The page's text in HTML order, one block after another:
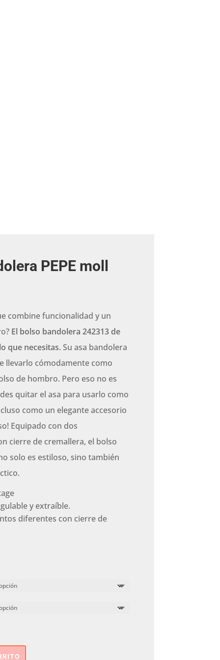
PEPE moll
combine funcionalidad y un
El bolso bandolera 242313 de
que necesitas.Su asa bandolera
llevarlo cómodamente como
de hombro. Pero eso no es
quitar el asa para usarlo como
como un elegante accesorio
Equipado con dos
cierre de cremallera, el bolso
solo es estiloso, sino también
y extraíble.
diferentes con cierre de